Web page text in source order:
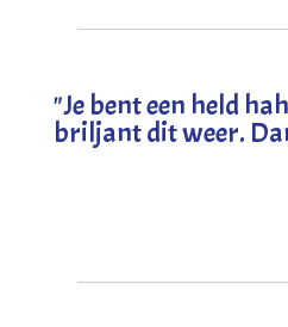
"Je bent een held
briljant dit weer.